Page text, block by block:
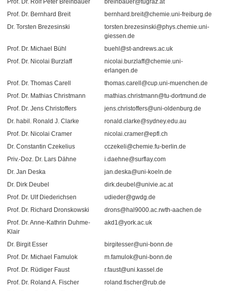
Prof. Dr. Rolf Peter Breinbauer
breinbauer@tugraz.at
Prof. Dr. Bernhard Breit
bernhard.breit@chemie.uni-freiburg.de
Dr. Torsten Brezesinski
torsten.brezesinski@phys.chemie.uni-
giessen.de
Prof. Dr. Michael Bühl
buehl@st-andrews.ac.uk
Prof. Dr. Nicolai Burzlaff
nicolai.burzlaff@chemie.uni-
erlangen.de
Prof. Dr. Thomas Carell
thomas.carell@cup.uni-muenchen.de
Prof. Dr. Mathias Christmann
mathias.christmann@tu-dortmund.de
Prof. Dr. Jens Christoffers
jens.christoffers@uni-oldenburg.de
Dr. habil. Ronald J. Clarke
ronald.clarke@sydney.edu.au
Prof. Dr. Nicolai Cramer
nicolai.cramer@epfl.ch
Dr. Constantin Czekelius
cczekeli@chemie.fu-berlin.de
Priv.-Doz. Dr. Lars Dähne
i.daehne@surflay.com
Dr. Jan Deska
jan.deska@uni-koeln.de
Dr. Dirk Deubel
dirk.deubel@univie.ac.at
Prof. Dr. Ulf Diederichsen
udieder@gwdg.de
Prof. Dr. Richard Dronskowski
drons@hal9000.ac.rwth-aachen.de
Prof. Dr. Anne-Kathrin Duhme-
Klair
akd1@york.ac.uk
Dr. Birgit Esser
birgitesser@uni-bonn.de
Prof. Dr. Michael Famulok
m.famulok@uni-bonn.de
Prof. Dr. Rüdiger Faust
r.faust@uni.kassel.de
Prof. Dr. Roland A. Fischer
roland.fischer@rub.de